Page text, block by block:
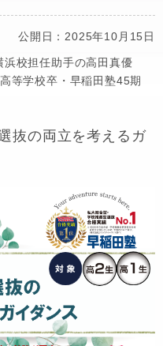
公開日：2025年10月15日
校担任助手の高田真優
等学校卒・早稲田塾45期
抜の両立を考えるガ